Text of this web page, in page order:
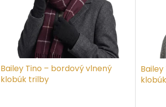
Bailey Tino – bordový vlnený
klobúk trilby